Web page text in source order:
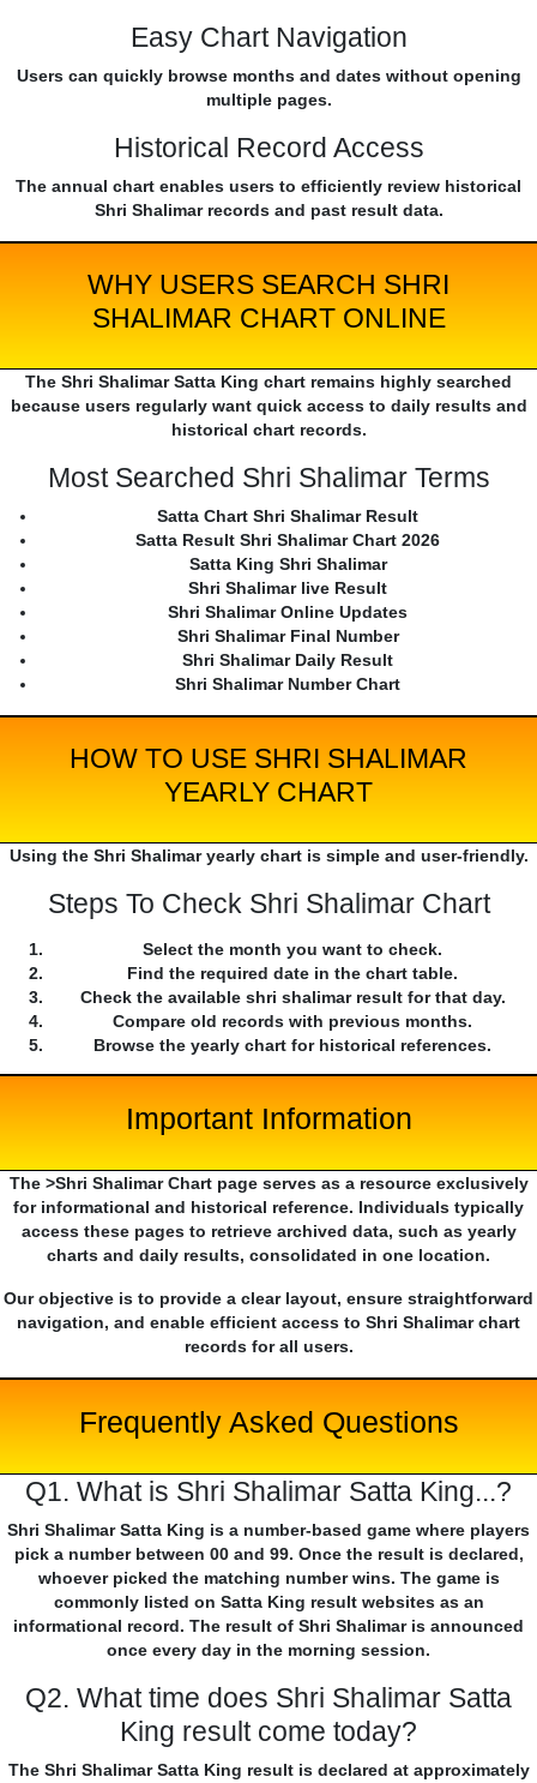
Easy Chart Navigation
Users can quickly browse months and dates without opening
multiple pages.
Historical Record Access
The annual chart enables users to efficiently review historical
Shri Shalimar records and past result data.
WHY USERS SEARCH SHRI
SHALIMAR CHART ONLINE
The Shri Shalimar Satta King chart remains highly searched
because users regularly want quick access to daily results and
historical chart records.
Most Searched Shri Shalimar Terms
Satta Chart Shri Shalimar Result
Satta Result Shri Shalimar Chart 2026
Satta King Shri Shalimar
Shri Shalimar live Result
Shri Shalimar Online Updates
Shri Shalimar Final Number
Shri Shalimar Daily Result
Shri Shalimar Number Chart
HOW TO USE SHRI SHALIMAR
YEARLY CHART
Using the Shri Shalimar yearly chart is simple and user-friendly.
Steps To Check Shri Shalimar Chart
Select the month you want to check.
Find the required date in the chart table.
Check the available shri shalimar result for that day.
Compare old records with previous months.
Browse the yearly chart for historical references.
Important Information
The >Shri Shalimar Chart page serves as a resource exclusively
for informational and historical reference. Individuals typically
access these pages to retrieve archived data, such as yearly
charts and daily results, consolidated in one location.
Our objective is to provide a clear layout, ensure straightforward
navigation, and enable efficient access to Shri Shalimar chart
records for all users.
Frequently Asked Questions
Q1. What is Shri Shalimar Satta King...?
Shri Shalimar Satta King is a number-based game where players
pick a number between 00 and 99. Once the result is declared,
whoever picked the matching number wins. The game is
commonly listed on Satta King result websites as an
informational record. The result of Shri Shalimar is announced
once every day in the morning session.
Q2. What time does Shri Shalimar Satta
King result come today?
The Shri Shalimar Satta King result is declared at approximately